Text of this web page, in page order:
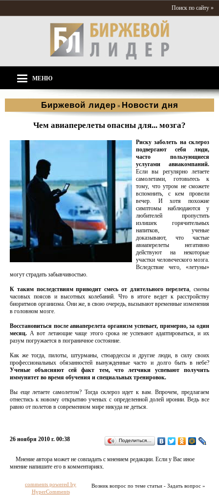
Поиск по сайту »
МЕНЮ
Биржевой лидер » Новости дня
Чем авиаперелеты опасны для... мозга?
Риску заболеть на склероз
подвергают себя люди,
часто пользующиеся
услугами авиакомпаний.
Если вы регулярно летаете
самолетами, готовьтесь к
тому, что утром не сможете
вспомнить, с кем провели
вечер. И хотя похожие
симптомы наблюдаются у
любителей пропустить
излишек горячительных
напитков, ученые
доказывают, что частые
авиаперелеты негативно
действуют на некоторые
участки человеческого мозга.
Вследствие чего, «летуны»
могут страдать забывчивостью.
К таким последствиям приводит смесь от длительного перелета, смены
часовых поясов и высотных колебаний. Что в итоге ведет к расстройству
биоритмов организма. Они же, в свою очередь, вызывают временные изменения
в головном мозге.
Восстановиться после авиаперелета организм успевает, примерно, за один
месяц. А вот летающие чаще этого срока не успевают адаптироваться, и их
разум погружается в пограничное состояние.
Как же тогда, пилоты, штурманы, стюардессы и другие люди, в силу своих
профессиональных обязанностей вынужденные часто и долго быть в небе?
Ученые объясняют сей факт тем, что летчики успевают получить
иммунитет во время обучения и специальных тренировок.
Вы еще летаете самолетом? Тогда склероз идет к вам. Впрочем, предлагаем
отнестись к новому открытию ученых с определенной долей иронии. Ведь все
равно от полетов в современном мире никуда не деться.
26 ноября 2010 г. 00:38 Поделиться…
Мнение автора может не совпадать с мнением редакции. Если у Вас иное
мнение напишите его в комментариях.
Возник вопрос по теме статьи - Задать вопрос »
comments powered by
HyperComments